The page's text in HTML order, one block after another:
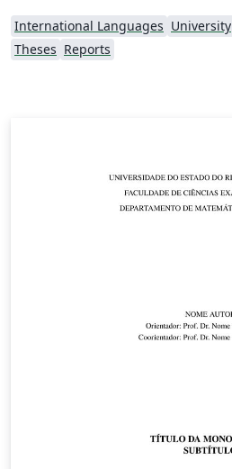
International Languages University
Theses Reports